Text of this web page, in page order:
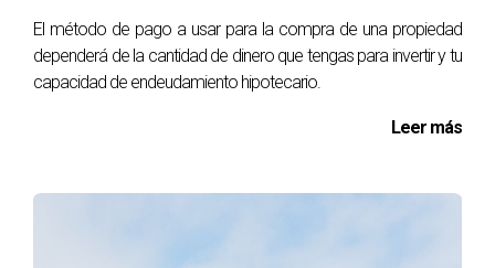
El método de pago a usar para la compra de una propiedad
dependerá de la cantidad de dinero que tengas para invertir y tu
capacidad de endeudamiento hipotecario.
Leer más